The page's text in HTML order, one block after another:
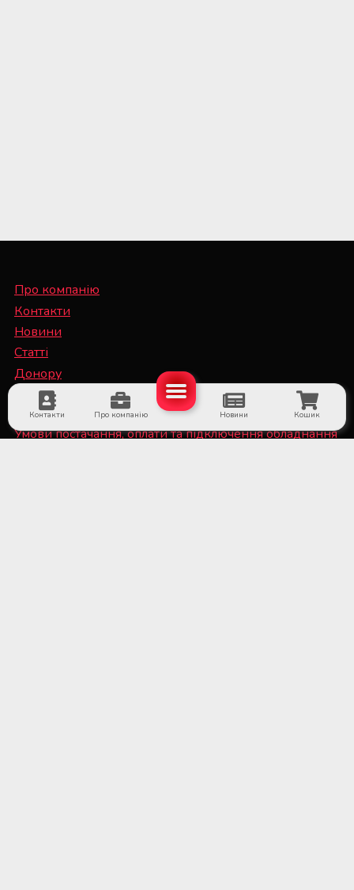
Контакти Про компанію Новини Кошик
Про компанію
Контакти
Новини
Статті
Донору
Спеціалісту
Умови постачання, оплати та підключення обладнання